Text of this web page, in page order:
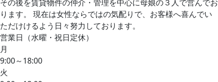
その後を賃貸物件の仲介・管理を中心に母娘の３人で営んでお
ります。 現在は女性ならではの気配りで、お客様へ喜んでい
ただけけるよう日々努力しております。
営業日（水曜・祝日定休）
月
9:00～18:00
火